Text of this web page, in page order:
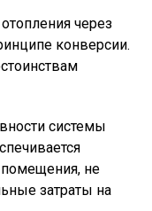
через
конверсии.
системы
не
затраты на